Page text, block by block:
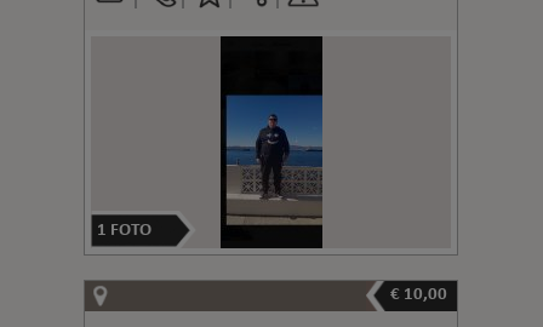
1 FOTO
€ 10,00